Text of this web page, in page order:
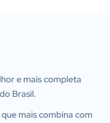
e mais completa
Brasil.
mais combina com